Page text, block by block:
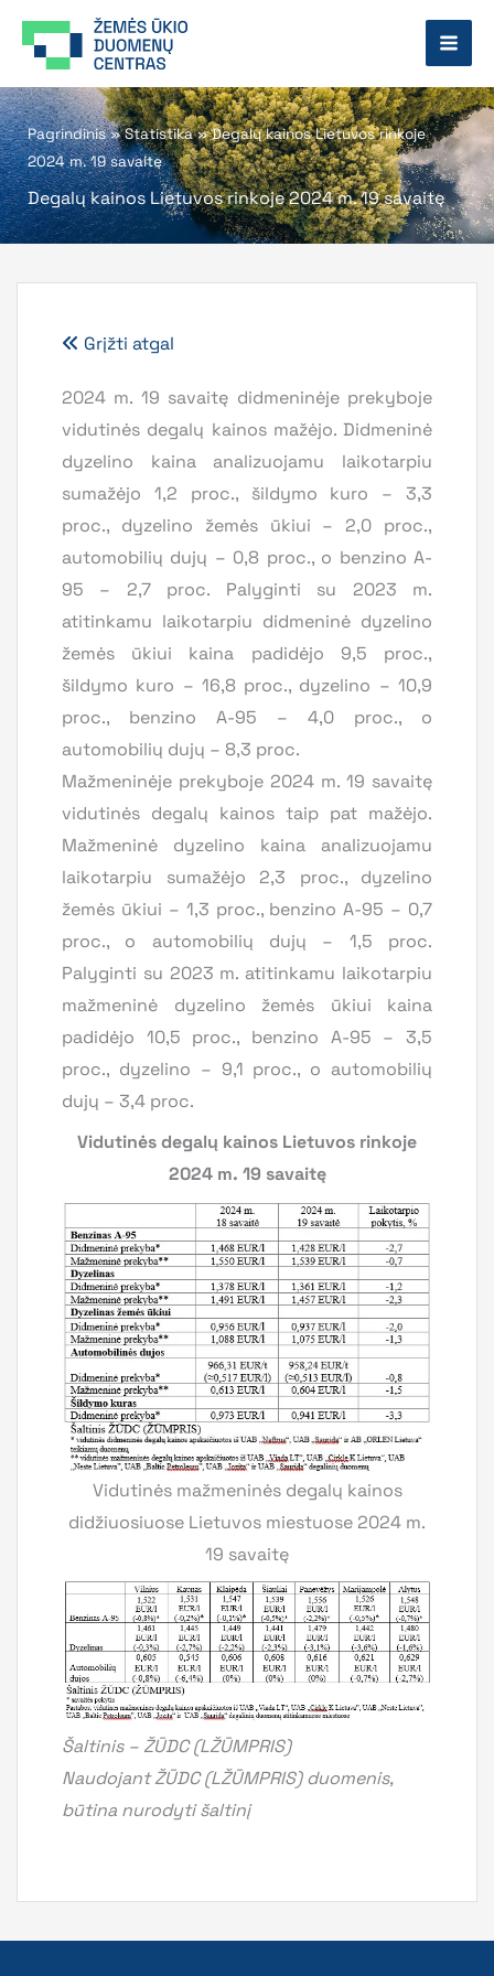
prie
Pagrindinis»Statistika»Degalų kainos Lietuvos rinkoje
2024 m. 19 savaitę
Degalų kainos Lietuvos rinkoje 2024 m. 19 savaitę
Grįžti atgal
2024 m. 19 savaitę didmeninėje prekyboje
vidutinės degalų kainos mažėjo. Didmeninė
dyzelino kaina analizuojamu laikotarpiu
sumažėjo 1,2 proc., šildymo kuro – 3,3
proc., dyzelino žemės ūkiui – 2,0 proc.,
automobilių dujų – 0,8 proc., o benzino A-
95 – 2,7 proc. Palyginti su 2023 m.
atitinkamu laikotarpiu didmeninė dyzelino
žemės ūkiui kaina padidėjo 9,5 proc.,
šildymo kuro – 16,8 proc., dyzelino – 10,9
proc., benzino A-95 – 4,0 proc., o
automobilių dujų – 8,3 proc.
Mažmeninėje prekyboje 2024 m. 19 savaitę
vidutinės degalų kainos taip pat mažėjo.
Mažmeninė dyzelino kaina analizuojamu
laikotarpiu sumažėjo 2,3 proc., dyzelino
žemės ūkiui – 1,3 proc., benzino A-95 – 0,7
proc., o automobilių dujų – 1,5 proc.
Palyginti su 2023 m. atitinkamu laikotarpiu
mažmeninė dyzelino žemės ūkiui kaina
padidėjo 10,5 proc., benzino A-95 – 3,5
proc., dyzelino – 9,1 proc., o automobilių
dujų – 3,4 proc.
Vidutinės degalų kainos Lietuvos rinkoje
2024 m. 19 savaitę
Vidutinės mažmeninės degalų kainos
didžiuosiuose Lietuvos miestuose 2024 m.
19 savaitę
Šaltinis – ŽŪDC (LŽŪMPRIS)
Naudojant ŽŪDC (LŽŪMPRIS) duomenis,
būtina nurodyti šaltinį